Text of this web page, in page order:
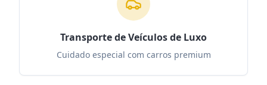
Transporte de Veículos de Luxo
Cuidado especial com carros premium